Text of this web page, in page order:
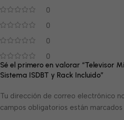
0
0
0
0
Sé el primero en valorar “Televisor
Sistema ISDBT y Rack Incluido”
Tu dirección de correo electrónico
campos obligatorios están marcados